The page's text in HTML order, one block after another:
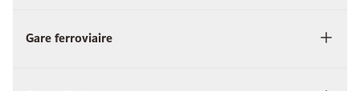
Gare ferroviaire